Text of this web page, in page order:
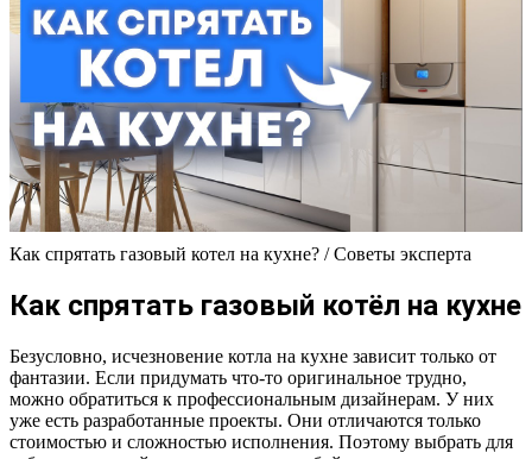
Как спрятать газовый котел на кухне? / Советы эксперта
Как спрятать газовый котёл на кухне
Безусловно, исчезновение котла на кухне зависит только от
фантазии. Если придумать что-то оригинальное трудно,
можно обратиться к профессиональным дизайнерам. У них
уже есть разработанные проекты. Они отличаются только
стоимостью и сложностью исполнения. Поэтому выбрать для